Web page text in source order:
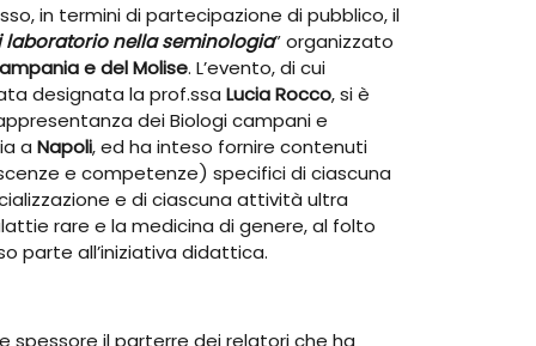
in termini di partecipazione di pubblico, il
laboratorio nella seminologia” organizzato
e del Molise. L’evento, di cui
designata la prof.ssa Lucia Rocco, si è
dei Biologi campani e
a Napoli, ed ha inteso fornire contenuti
e competenze) specifici di ciascuna
e di ciascuna attività ultra
rare e la medicina di genere, al folto
parte all’iniziativa didattica.
spessore il parterre dei relatori che ha